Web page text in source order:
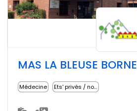
MAS LA BLEUSE BORNE
Médecine Ets' privés / non lucratifs